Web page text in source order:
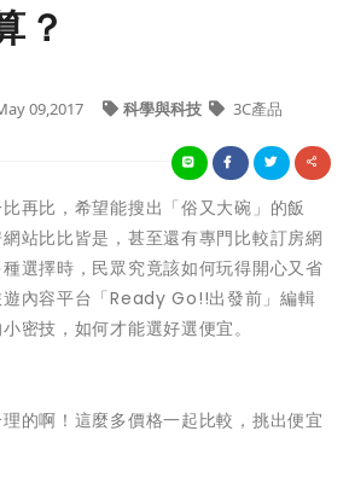
？
09,2017 科學與科技 3C產品
再比，希望能搜出「俗又大碗」的飯
站比比皆是，甚至還有專門比較訂房網
選擇時，民眾究竟該如何玩得開心又省
內容平台「Ready Go!!出發前」編輯
密技，如何才能選好選便宜。
的啊！這麼多價格一起比較，挑出便宜